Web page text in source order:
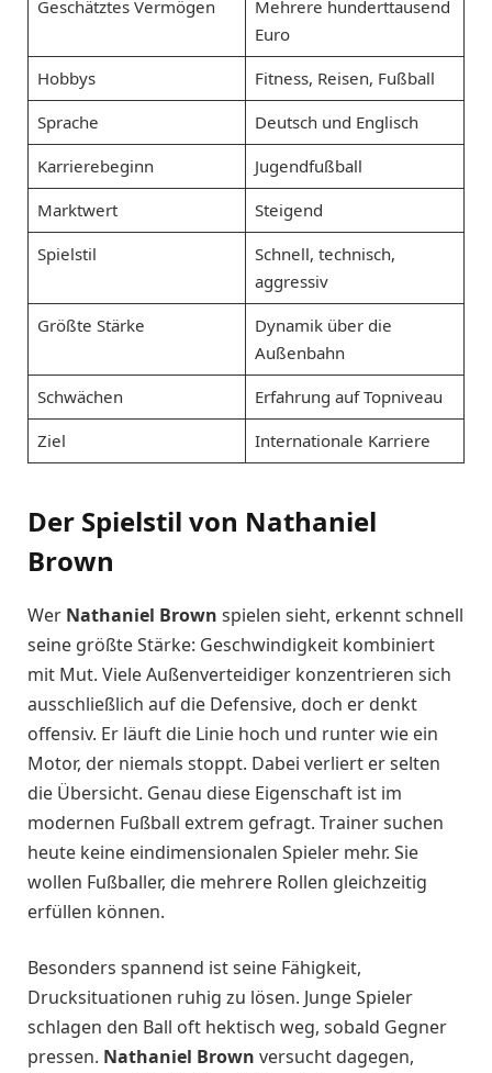
Geschätztes Vermögen
Mehrere hunderttausend
Euro
Hobbys
Fitness, Reisen, Fußball
Sprache
Deutsch und Englisch
Karrierebeginn
Jugendfußball
Marktwert
Steigend
Spielstil
Schnell, technisch,
aggressiv
Größte Stärke
Dynamik über die
Außenbahn
Schwächen
Erfahrung auf Topniveau
Ziel
Internationale Karriere
Der Spielstil von Nathaniel
Brown
Wer Nathaniel Brown spielen sieht, erkennt schnell
seine größte Stärke: Geschwindigkeit kombiniert
mit Mut. Viele Außenverteidiger konzentrieren sich
ausschließlich auf die Defensive, doch er denkt
offensiv. Er läuft die Linie hoch und runter wie ein
Motor, der niemals stoppt. Dabei verliert er selten
die Übersicht. Genau diese Eigenschaft ist im
modernen Fußball extrem gefragt. Trainer suchen
heute keine eindimensionalen Spieler mehr. Sie
wollen Fußballer, die mehrere Rollen gleichzeitig
erfüllen können.
Besonders spannend ist seine Fähigkeit,
Drucksituationen ruhig zu lösen. Junge Spieler
schlagen den Ball oft hektisch weg, sobald Gegner
pressen. Nathaniel Brown versucht dagegen,